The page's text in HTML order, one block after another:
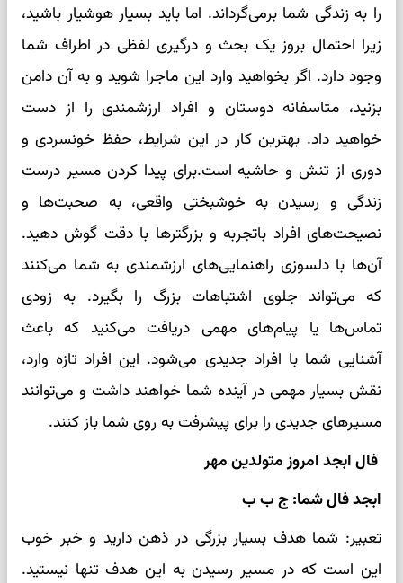
را به زندگی شما برمی‌گرداند. اما باید بسیار هوشیار باشید،
زیرا احتمال بروز یک بحث و درگیری لفظی در اطراف شما
وجود دارد. اگر بخواهید وارد این ماجرا شوید و به آن دامن
بزنید، متاسفانه دوستان و افراد ارزشمندی را از دست
خواهید داد. بهترین کار در این شرایط، حفظ خونسردی و
دوری از تنش و حاشیه است.برای پیدا کردن مسیر درست
زندگی و رسیدن به خوشبختی واقعی، به صحبت‌ها و
نصیحت‌های افراد باتجربه و بزرگترها با دقت گوش دهید.
آن‌ها با دلسوزی راهنمایی‌های ارزشمندی به شما می‌کنند
که می‌تواند جلوی اشتباهات بزرگ را بگیرد. به زودی
تماس‌ها یا پیام‌های مهمی دریافت می‌کنید که باعث
آشنایی شما با افراد جدیدی می‌شود. این افراد تازه وارد،
نقش بسیار مهمی در آینده شما خواهند داشت و می‌توانند
مسیرهای جدیدی را برای پیشرفت به روی شما باز کنند.
فال ابجد امروز متولدین مهر
ابجد فال شما: ج ب ب
تعبیر: شما هدف بسیار بزرگی در ذهن دارید و خبر خوب
این است که در مسیر رسیدن به این هدف تنها نیستید.